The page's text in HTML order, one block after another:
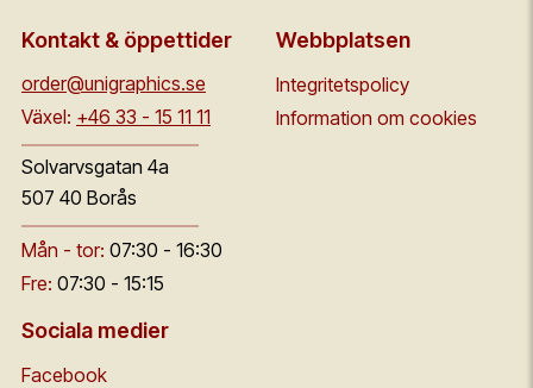
Kontakt & öppettider
order@unigraphics.se
Växel: +46 33 - 15 11 11
Solvarvsgatan 4a
507 40 Borås
Mån - tor: 07:30 - 16:30
Fre: 07:30 - 15:15
Webbplatsen
Integritetspolicy
Information om cookies
Sociala medier
Facebook